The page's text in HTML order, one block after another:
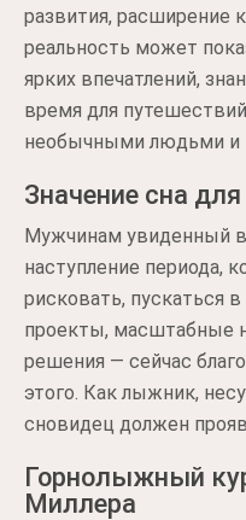
развития, расширение
реальность может
ярких впечатлений,
время для
необычными людьми и
Значение сна
Мужчинам увиденный
наступление периода,
рисковать, пускаться
проекты, масштабные
решения — сейчас
этого. Как лыжник,
сновидец должен
Горнолыжный
Миллера